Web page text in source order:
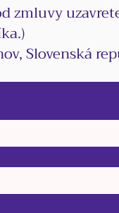
zmluvy
Slovenská